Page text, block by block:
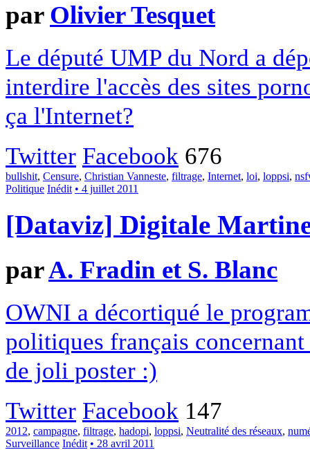
par Olivier Tesquet
Le député UMP du Nord a
interdire l'accès des sites
ça l'Internet?
Twitter Facebook 676
bullshit, Censure, Christian Vanneste, filtrage, Internet, loi, loppsi,
Politique Inédit • 4 juillet 2011
[Dataviz] Digitale
parA. Fradin et S. Blanc
OWNI a décortiqué le
politiques français
de joli poster :)
Twitter Facebook 147
2012, campagne, filtrage, hadopi, loppsi, Neutralité des réseaux,
Surveillance Inédit • 28 avril 2011